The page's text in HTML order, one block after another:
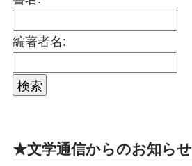
編著者名:
★文学通信からのお知らせ